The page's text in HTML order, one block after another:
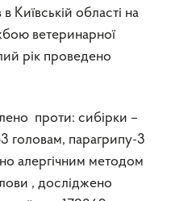
Київській області на
ветеринарної
рік проведено
проти: сибірки –
головам, парагрипу-3
алергічним методом
, досліджено